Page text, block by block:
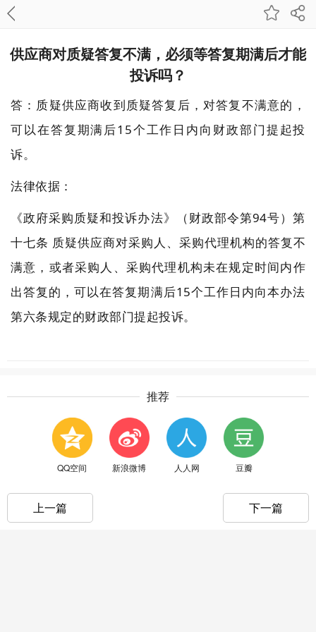
供应商对质疑答复不满，必须等答复期满后才能
投诉吗？
答：质疑供应商收到质疑答复后，对答复不满意的，
可以在答复期满后15个工作日内向财政部门提起投
诉。
法律依据：
《政府采购质疑和投诉办法》（财政部令第94号）第
十七条 质疑供应商对采购人、采购代理机构的答复不
满意，或者采购人、采购代理机构未在规定时间内作
出答复的，可以在答复期满后15个工作日内向本办法
第六条规定的财政部门提起投诉。
推荐
QQ空间 新浪微博 人人网 豆瓣
上一篇 下一篇